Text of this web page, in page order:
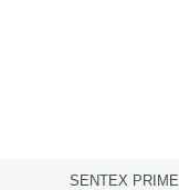
SENTEX PRIME